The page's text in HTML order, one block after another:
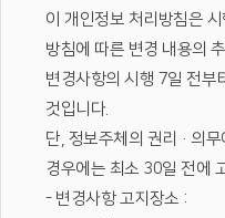
이 개인정보 처리방침은
방침에 따른 변경 내용의
변경사항의 시행 7일 전부
것입니다.
단, 정보주체의 권리·의
경우에는 최소 30일 전에
- 변경사항 고지장소 :